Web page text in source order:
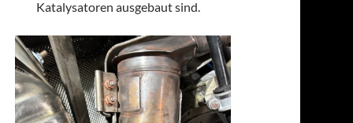
Katalysatoren ausgebaut sind.